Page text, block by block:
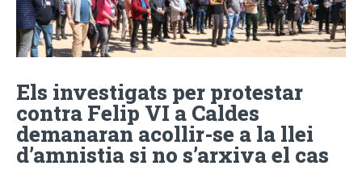
Els investigats per protestar
contra Felip VI a Caldes
demanaran acollir-se a la llei
d’amnistia si no s’arxiva el cas